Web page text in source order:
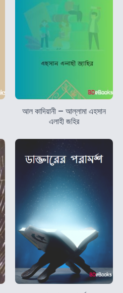
আল কাদিয়ানী – আল্লামা এহসান
এলাহী জহির